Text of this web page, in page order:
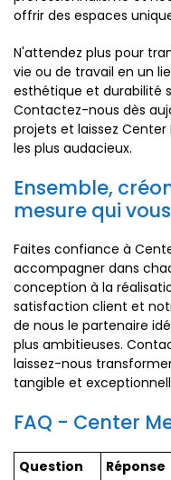
offrir des espaces
N'attendez plus pour
vie ou de travail en un
esthétique et durabilité
Contactez-nous dès
projets et laissez Center
les plus audacieux.
Ensemble,
mesure qui
Faites confiance à
accompagner dans
conception à la
satisfaction client et
de nous le partenaire
plus ambitieuses.
laissez-nous
tangible et
FAQ - Center
Question
Réponse